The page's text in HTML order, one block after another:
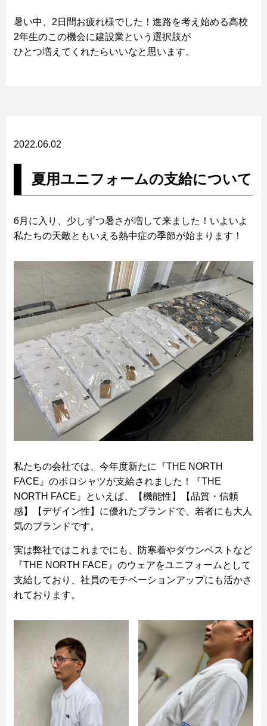
暑い中、2日間お疲れ様でした！進路を考え始める高校
2年生のこの機会に建設業という選択肢が
ひとつ増えてくれたらいいなと思います。
2022.06.02
夏用ユニフォームの支給について
6月に入り、少しずつ暑さが増して来ました！いよいよ
私たちの天敵ともいえる熱中症の季節が始まります！
私たちの会社では、今年度新たに『THE NORTH
FACE』のポロシャツが支給されました！『THE
NORTH FACE』といえば、【機能性】【品質・信頼
感】【デザイン性】に優れたブランドで、若者にも大人
気のブランドです。
実は弊社ではこれまでにも、防寒着やダウンベストなど
『THE NORTH FACE』のウェアをユニフォームとして
支給しており、社員のモチベーションアップにも活かさ
れております。